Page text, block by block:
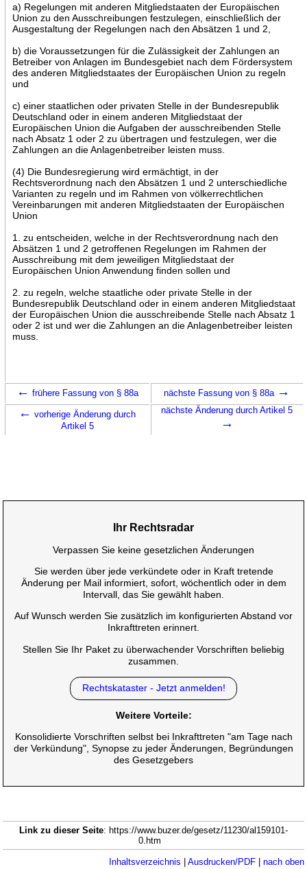
a) Regelungen mit anderen Mitgliedstaaten der Europäischen
Union zu den Ausschreibungen festzulegen, einschließlich der
Ausgestaltung der Regelungen nach den Absätzen 1 und 2,
b) die Voraussetzungen für die Zulässigkeit der Zahlungen an
Betreiber von Anlagen im Bundesgebiet nach dem Fördersystem
des anderen Mitgliedstaates der Europäischen Union zu regeln
und
c) einer staatlichen oder privaten Stelle in der Bundesrepublik
Deutschland oder in einem anderen Mitgliedstaat der
Europäischen Union die Aufgaben der ausschreibenden Stelle
nach Absatz 1 oder 2 zu übertragen und festzulegen, wer die
Zahlungen an die Anlagenbetreiber leisten muss.
(4) Die Bundesregierung wird ermächtigt, in der
Rechtsverordnung nach den Absätzen 1 und 2 unterschiedliche
Varianten zu regeln und im Rahmen von völkerrechtlichen
Vereinbarungen mit anderen Mitgliedstaaten der Europäischen
Union
1. zu entscheiden, welche in der Rechtsverordnung nach den
Absätzen 1 und 2 getroffenen Regelungen im Rahmen der
Ausschreibung mit dem jeweiligen Mitgliedstaat der
Europäischen Union Anwendung finden sollen und
2. zu regeln, welche staatliche oder private Stelle in der
Bundesrepublik Deutschland oder in einem anderen Mitgliedstaat
der Europäischen Union die ausschreibende Stelle nach Absatz 1
oder 2 ist und wer die Zahlungen an die Anlagenbetreiber leisten
muss.
← frühere Fassung von § 88a nächste Fassung von § 88a →
← vorherige Änderung durch
Artikel 5
nächste Änderung durch Artikel 5
→
Ihr Rechtsradar
Verpassen Sie keine gesetzlichen Änderungen
Sie werden über jede verkündete oder in Kraft tretende
Änderung per Mail informiert, sofort, wöchentlich oder in dem
Intervall, das Sie gewählt haben.
Auf Wunsch werden Sie zusätzlich im konfigurierten Abstand vor
Inkrafttreten erinnert.
Stellen Sie Ihr Paket zu überwachender Vorschriften beliebig
zusammen.
Rechtskataster - Jetzt anmelden!
Weitere Vorteile:
Konsolidierte Vorschriften selbst bei Inkrafttreten "am Tage nach
der Verkündung", Synopse zu jeder Änderungen, Begründungen
des Gesetzgebers
Link zu dieser Seite: https://www.buzer.de/gesetz/11230/al159101-
0.htm
Inhaltsverzeichnis Ausdrucken/PDF| nach oben